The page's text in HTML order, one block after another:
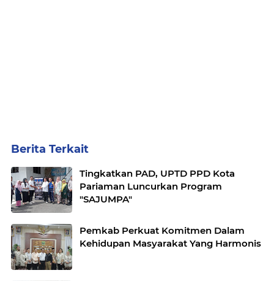
Berita Terkait
Tingkatkan PAD, UPTD PPD Kota
Pariaman Luncurkan Program
"SAJUMPA"
Pemkab Perkuat Komitmen Dalam
Kehidupan Masyarakat Yang Harmonis